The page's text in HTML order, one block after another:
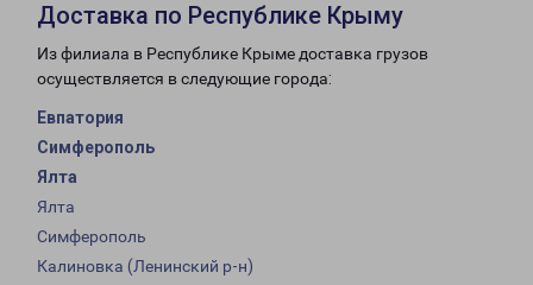
Доставка по Республике Крыму
Из филиала в Республике Крыме доставка грузов
осуществляется в следующие города:
Евпатория
Симферополь
Ялта
Ялта
Симферополь
Калиновка (Ленинский р-н)